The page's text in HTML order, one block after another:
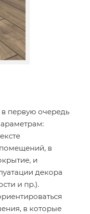
первую очередь
в
и
декора
и пр.).
в которые